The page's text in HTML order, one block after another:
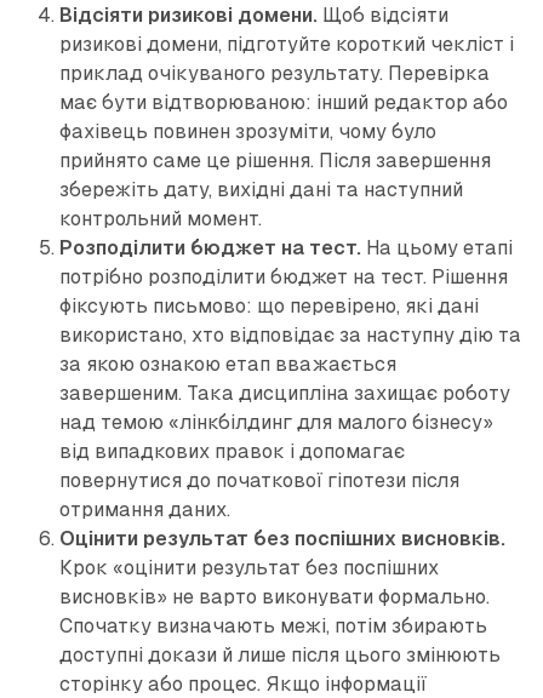
Відсіяти ризикові домени. Щоб відсіяти
ризикові домени, підготуйте короткий чекліст і
приклад очікуваного результату. Перевірка
має бути відтворюваною: інший редактор або
фахівець повинен зрозуміти, чому було
прийнято саме це рішення. Після завершення
збережіть дату, вихідні дані та наступний
контрольний момент.
Розподілити бюджет на тест. На цьому етапі
потрібно розподілити бюджет на тест. Рішення
фіксують письмово: що перевірено, які дані
використано, хто відповідає за наступну дію та
за якою ознакою етап вважається
завершеним. Така дисципліна захищає роботу
над темою «лінкбілдинг для малого бізнесу»
від випадкових правок і допомагає
повернутися до початкової гіпотези після
отримання даних.
Оцінити результат без поспішних висновків.
Крок «оцінити результат без поспішних
висновків» не варто виконувати формально.
Спочатку визначають межі, потім збирають
доступні докази й лише після цього змінюють
сторінку або процес. Якщо інформації